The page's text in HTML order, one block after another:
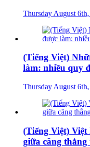
Thursday August
(Tiếng Việt)
làm: nhiều quy
Thursday August
(Tiếng Việt) Việt
giữa căng